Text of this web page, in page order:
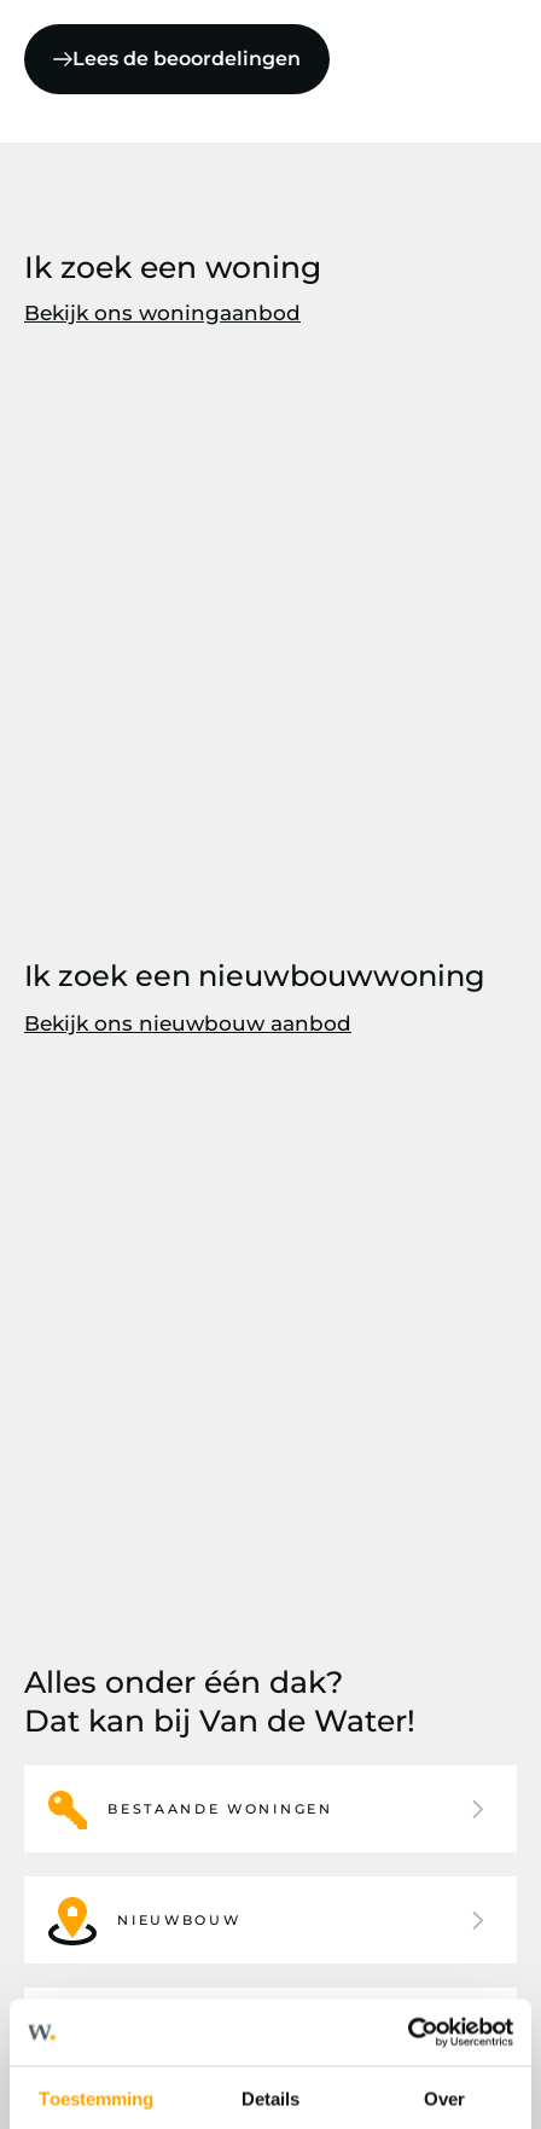
Toestemming Details Over
Lees de beoordelingen
Ik zoek een woning
Bekijk ons woningaanbod
Ik zoek een nieuwbouwwoning
Bekijk ons nieuwbouw aanbod
Alles onder één dak?
Dat kan bij Van de Water!
BESTAANDE WONINGEN
NIEUWBOUW